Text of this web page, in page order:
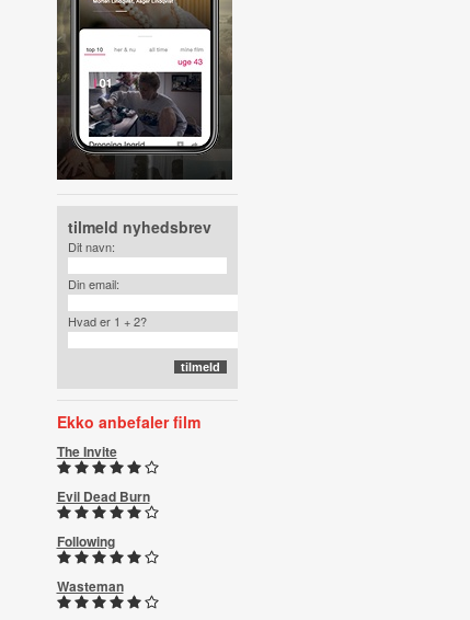
tilmeld nyhedsbrev
Dit navn:
Din email:
Hvad er 1 + 2?
Ekko anbefaler film
The Invite
Evil Dead Burn
Following
Wasteman